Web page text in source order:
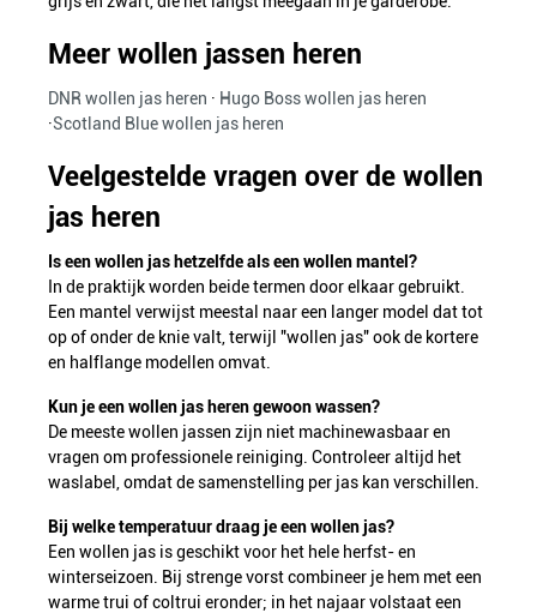
Meer wollen jassen heren
DNR wollen jas heren · Hugo Boss wollen jas heren
·Scotland Blue wollen jas heren
Veelgestelde vragen over de wollen
jas heren
Is een wollen jas hetzelfde als een wollen mantel?
In de praktijk worden beide termen door elkaar gebruikt.
Een mantel verwijst meestal naar een langer model dat tot
op of onder de knie valt, terwijl "wollen jas" ook de kortere
en halflange modellen omvat.
Kun je een wollen jas heren gewoon wassen?
De meeste wollen jassen zijn niet machinewasbaar en
vragen om professionele reiniging. Controleer altijd het
waslabel, omdat de samenstelling per jas kan verschillen.
Bij welke temperatuur draag je een wollen jas?
Een wollen jas is geschikt voor het hele herfst- en
winterseizoen. Bij strenge vorst combineer je hem met een
warme trui of coltrui eronder; in het najaar volstaat een